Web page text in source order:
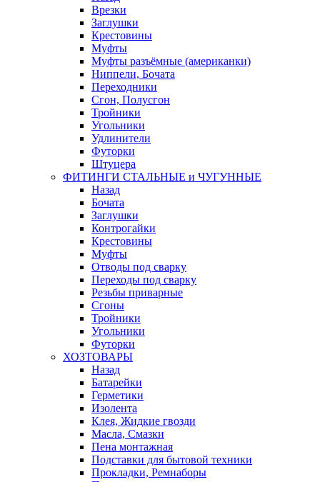
Врезки
Заглушки
Крестовины
Муфты
Муфты разъёмные (американки)
Ниппели, Бочата
Переходники
Сгон, Полусгон
Тройники
Угольники
Удлинители
Футорки
Штуцера
ФИТИНГИ СТАЛЬНЫЕ и ЧУГУННЫЕ
Назад
Бочата
Заглушки
Контрогайки
Крестовины
Муфты
Отводы под сварку
Переходы под сварку
Резьбы приварные
Сгоны
Тройники
Угольники
Футорки
ХОЗТОВАРЫ
Назад
Батарейки
Герметики
Изолента
Клея, Жидкие гвозди
Масла, Смазки
Пена монтажная
Подставки для бытовой техники
Прокладки, Ремнаборы